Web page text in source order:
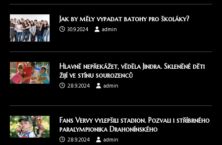
Jak by měly vypadat batohy pro školáky?
30.9.2024
admin
Hlavně nepřekážet, věděla Jindra. Skleněné děti
žijí ve stínu sourozenců
28.9.2024
admin
Fans Vervy vylepšili stadion. Pozvali i stříbrného
paralympionika Drahonínského
28.9.2024
admin